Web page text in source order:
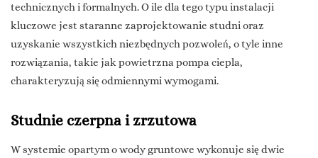
technicznych i formalnych. O ile dla tego typu instalacji
kluczowe jest staranne zaprojektowanie studni oraz
uzyskanie wszystkich niezbędnych pozwoleń, o tyle inne
rozwiązania, takie jak powietrzna pompa ciepla,
charakteryzują się odmiennymi wymogami.
Studnie czerpna i zrzutowa
W systemie opartym o wody gruntowe wykonuje się dwie